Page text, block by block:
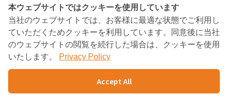
BANGKOK CONSULTING
PARTNERS
Charn Issara Tower1st Floor, 942/43 Rama4
RD.,
Suriyawongse, Bangkok 10500
TEL : +66(02)632-9179
本ウェブサイトではクッキーを使用しています
当社のウェブサイトでは、お客様に最適な状態でご利用し
ていただくためクッキーを利用しています。同意後に当社
のウェブサイトの閲覧を続行した場合は、クッキーを使用
いたします。
Privacy Policy
Accept All